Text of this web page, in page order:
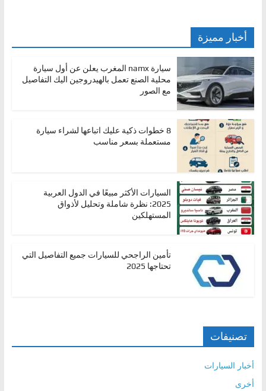
أخبار مميزة
سيارة namx المغرب يعلن عن أول سيارة
محلية الصنع تعمل بالهيدروجين اليك التفاصيل
مع الصور
8 خطوات ذكية عليك اتباعها لشراء سيارة
مستعملة بسعر مناسب
السيارات الأكثر مبيعًا في الدول العربية
2025: نظرة شاملة وتحليل لأذواق
المستهلكين
تأمين الراجحي للسيارات جميع التفاصيل التي
تحتاجها 2025
تصنيفات
أخبار السيارات
أخرى